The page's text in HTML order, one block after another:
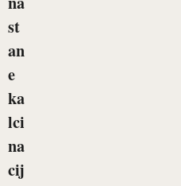
st
an
e
ka
lci
na
cij